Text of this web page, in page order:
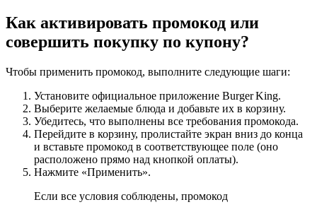
Как активировать промокод или
совершить покупку по купону?
Чтобы применить промокод, выполните следующие шаги:
Установите официальное приложение Burger King.
Выберите желаемые блюда и добавьте их в корзину.
Убедитесь, что выполнены все требования промокода.
Перейдите в корзину, пролистайте экран вниз до конца
и вставьте промокод в соответствующее поле (оно
расположено прямо над кнопкой оплаты).
Нажмите «Применить».
Если все условия соблюдены, промокод